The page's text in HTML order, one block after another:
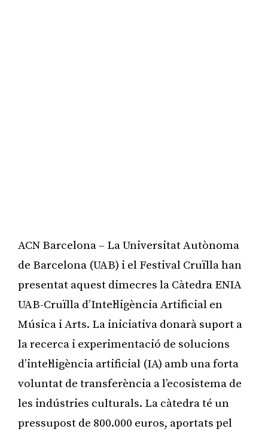
ACN Barcelona – La Universitat Autònoma
de Barcelona (UAB) i el Festival Cruïlla han
presentat aquest dimecres la Càtedra ENIA
UAB-Cruïlla d’Intel·ligència Artificial en
Música i Arts. La iniciativa donarà suport a
la recerca i experimentació de solucions
d’intel·ligència artificial (IA) amb una forta
voluntat de transferència a l’ecosistema de
les indústries culturals. La càtedra té un
pressupost de 800.000 euros, aportats pel